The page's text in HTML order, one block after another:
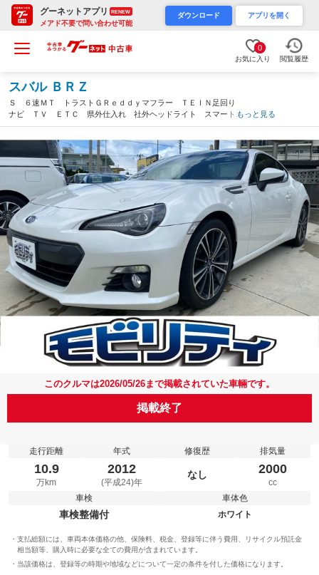
グーネットアプリ RENEW
メアド不要で問い合わせ可能
ダウンロード アプリを開く
0
お気に入り 閲覧履歴
スバル ＢＲＺ
Ｓ ６速ＭＴ トラストＧＲｅｄｄｙマフラー ＴＥＩＮ足回り
ナビ ＴＶ ＥＴＣ 県外仕入れ 社外ヘッドライト スマートキ
ー 電動格納ミラー シートヒーター 盗難防止システム ＣＤ
もっと見る
このクルマは2026/05/26まで掲載されていた車輛です。
掲載終了
走行距離
10.9
万km
年式
2012
(平成24)年
修復歴
なし
排気量
2000
cc
車検
車検整備付
車体色
ホワイト
支払総額には、車両本体価格の他、保険料、税金、登録等に伴う費用、リサイクル預託金
相当額等、購入時に必要な全ての費用が含まれています。
当該価格は、登録等の時期や地域などについて一定の条件を付した価格になります。